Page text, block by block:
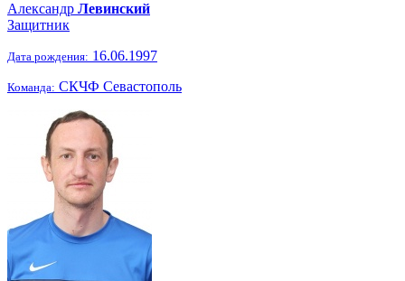
Александр Левинский
Защитник
Дата рождения: 16.06.1997
Команда: СКЧФ Севастополь